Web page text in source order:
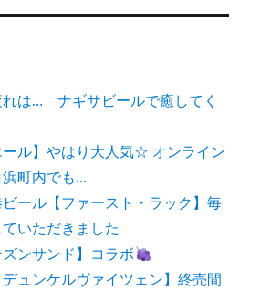
れは… ナギサビールで癒してく
ール】やはり大人気☆ オンライン
町内でも…
ール【ファースト・ラック】毎
いただきました
ンサンド】コラボ
デュンケルヴァイツェン】終売間